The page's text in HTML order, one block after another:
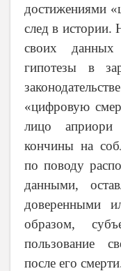
достижениями
след в истории.
своих
гипотезы в
«цифровую
лицо
кончины на
по поводу
данными,
доверенными
образом,
пользование
после его